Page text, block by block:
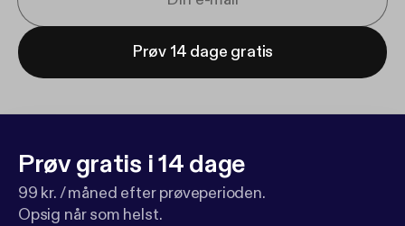
Prøv 14 dage gratis
Prøv gratis i 14 dage
99 kr. / måned efter prøveperioden.
Opsig når som helst.